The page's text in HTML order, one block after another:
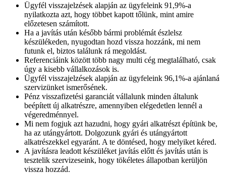
Ügyfél visszajelzések alapján az ügyfeleink 91,9%-a
nyilatkozta azt, hogy többet kapott tőlünk, mint amire
előzetesen számított.
Ha a javítás után később bármi problémát észlelsz
készülékeden, nyugodtan hozd vissza hozzánk, mi nem
futunk el, biztos találunk rá megoldást.
Referenciáink között több nagy multi cég megtalálható, csak
úgy a kisebb vállalkozások is.
Ügyfél visszajelzések alapján az ügyfeleink 96,1%-a ajánlaná
szervizünket ismerősének.
Pénz visszafizetési garanciát vállalunk minden általunk
beépített új alkatrészre, amennyiben elégedetlen lennél a
végeredménnyel.
Mi nem fogjuk azt hazudni, hogy gyári alkatrészt építünk be,
ha az utángyártott. Dolgozunk gyári és utángyártott
alkatrészekkel egyaránt. A te döntésed, hogy melyiket kéred.
A javításra leadott készüléket javítás előtt és javítás után is
tesztelik szervizeseink, hogy tökéletes állapotban kerüljön
vissza hozzád.